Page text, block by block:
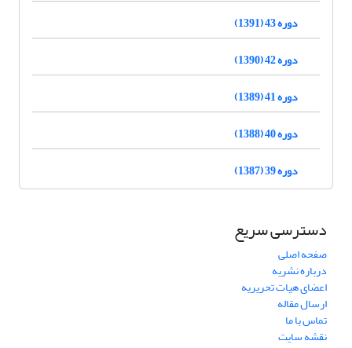
دوره 43 (1391)
دوره 42 (1390)
دوره 41 (1389)
دوره 40 (1388)
دوره 39 (1387)
دسترسی سریع
صفحه اصلی
درباره نشریه
اعضای هیات تحریریه
ارسال مقاله
تماس با ما
نقشه سایت